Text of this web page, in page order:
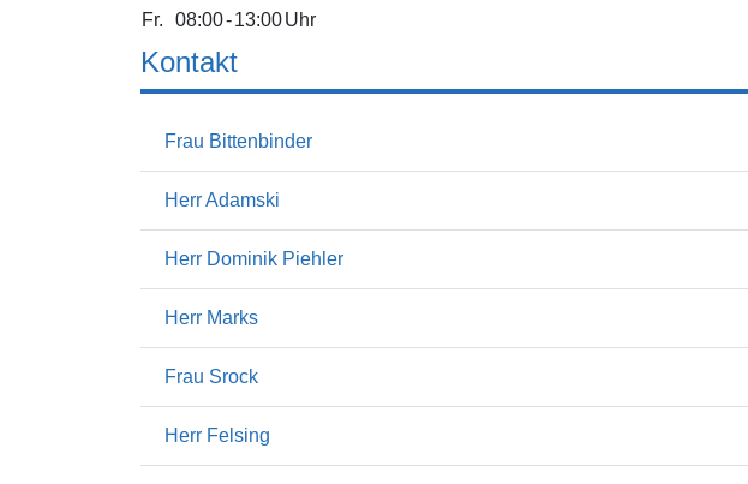
Fr.
08:00-13:00Uhr
Kontakt
Frau Bittenbinder
Herr Adamski
Herr Dominik Piehler
Herr Marks
Frau Srock
Herr Felsing